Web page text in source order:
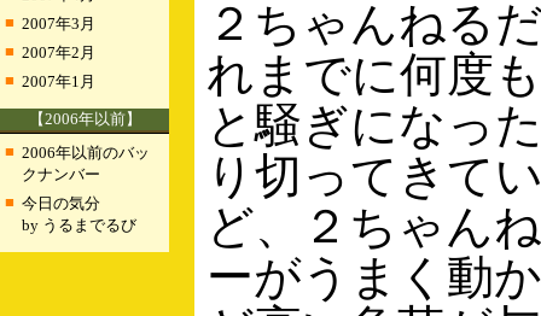
■ 2007年3月
■ 2007年2月
■ 2007年1月
【2006年以前】
■ 2006年以前のバッ
クナンバー
■ 今日の気分
by うるまでるび
２ちゃんねる
れまでに何度
と騒ぎになっ
り切ってきて
ど、２ちゃん
ーがうまく動